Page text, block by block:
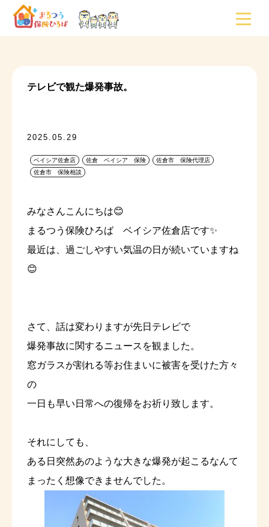
テレビで観た爆発事故。
2025.05.29
ベイシア佐倉店 佐倉 ベイシア 保険
佐倉市 保険代理店
佐倉市 保険相談
みなさんこんにちは😊
まるつう保険ひろば ベイシア佐倉店です✨
最近は、過ごしやすい気温の日が続いていますね
😊
さて、話は変わりますが先日テレビで
爆発事故に関するニュースを観ました。
窓ガラスが割れる等お住まいに被害を受けた方々
の
一日も早い日常への復帰をお祈り致します。
それにしても、
ある日突然あのような大きな爆発が起こるなんて
まったく想像できませんでした。